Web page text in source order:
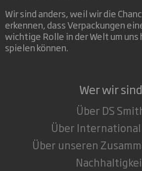
Wir sind anders, weil wir die
erkennen, dass Verpackungen
wichtige Rolle in der Welt um uns
spielen können.
Wer wir sind
Über DS
Über International
Über unseren